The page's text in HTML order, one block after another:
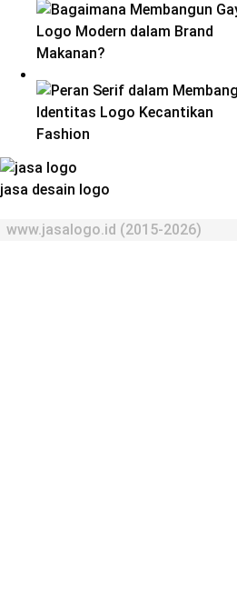
jasa desain logo
www.jasalogo.id (2015-2026)